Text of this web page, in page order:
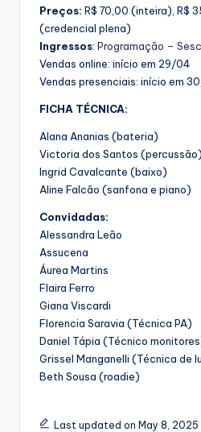
Preços: R$ 70,00 (inteira), R$
(credencial plena)
Ingressos: Programação –
Vendas online: início em 29/04
Vendas presenciais: início em
FICHA TÉCNICA:
Alana Ananias (bateria)
Victoria dos Santos (percussão)
Ingrid Cavalcante (baixo)
Aline Falcão (sanfona e piano)
Convidadas:
Alessandra Leão
Assucena
Áurea Martins
Flaira Ferro
Giana Viscardi
Florencia Saravia (Técnica PA)
Daniel Tápia (Técnico
Grissel Manganelli (Técnica de
Beth Sousa (roadie)
Last updated on May 8, 2025